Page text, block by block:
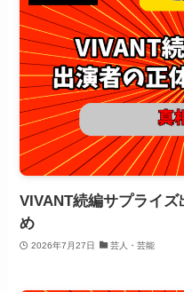
VIVANT続編サプライ
め
2026年7月27日 芸人・芸能